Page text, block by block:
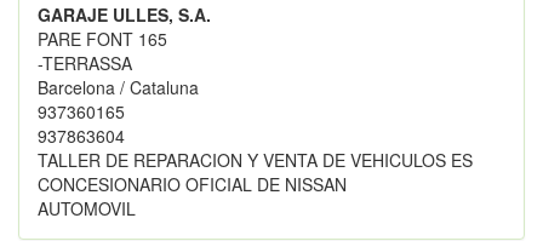
GARAJE ULLES, S.A.
PARE FONT 165
-TERRASSA
Barcelona / Cataluna
937360165
937863604
TALLER DE REPARACION Y VENTA DE VEHICULOS ES
CONCESIONARIO OFICIAL DE NISSAN
AUTOMOVIL